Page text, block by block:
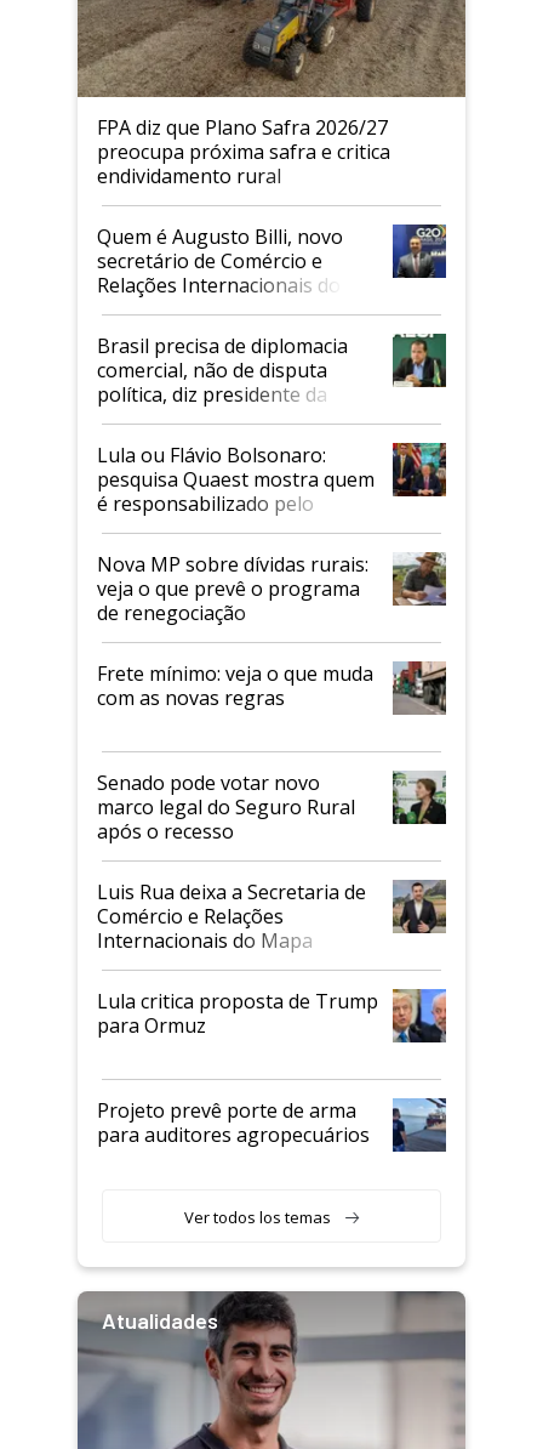
FPA diz que Plano Safra 2026/27
preocupa próxima safra e critica
endividamento rural
Quem é Augusto Billi, novo
secretário de Comércio e
Relações Internacionais do
Mapa
Brasil precisa de diplomacia
comercial, não de disputa
política, diz presidente da
Faesp
Lula ou Flávio Bolsonaro:
pesquisa Quaest mostra quem
é responsabilizado pelo
tarifaço dos EUA
Nova MP sobre dívidas rurais:
veja o que prevê o programa
de renegociação
Frete mínimo: veja o que muda
com as novas regras
Senado pode votar novo
marco legal do Seguro Rural
após o recesso
Luis Rua deixa a Secretaria de
Comércio e Relações
Internacionais do Mapa
Lula critica proposta de Trump
para Ormuz
Projeto prevê porte de arma
para auditores agropecuários
Ver todos los temas
Atualidades